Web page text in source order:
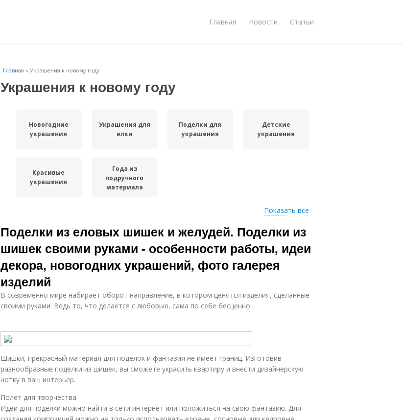
Главная Новости Статьи
Главная » Украшения к новому году
Украшения к новому году
Новогодние
украшения
Украшения для
елки
Поделки для
украшения
Детские
украшения
Красивые
украшения
Года из
подручного
материала
Показать все
Поделки из еловых шишек и желудей. Поделки из
шишек своими руками - особенности работы, идеи
декора, новогодних украшений, фото галерея
изделий
В современно мире набирает оборот направление, в котором ценятся изделия, сделанные
своими руками. Ведь то, что делается с любовью, сама по себе бесценно…
Шишки, прекрасный материал для поделок и фантазия не имеет границ. Изготовив
разнообразные поделки из шишек, вы сможете украсить квартиру и внести дизайнерскую
нотку в ваш интерьер.
Полет для творчества
Идеи для поделки можно найти в сети интернет или положиться на свою фантазию. Для